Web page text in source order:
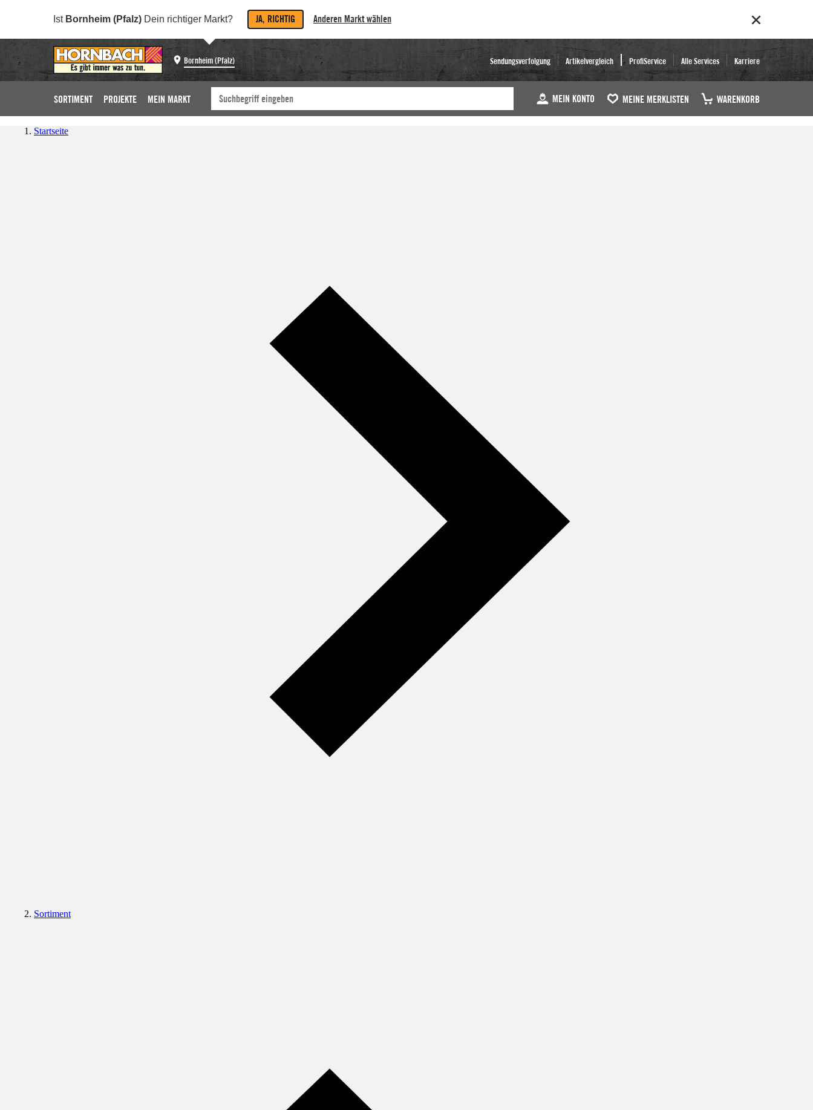
Ist Bornheim (Pfalz) Dein richtiger Markt? JA, RICHTIG Anderen Markt wählen
Bornheim (Pfalz) Sendungsverfolgung Artikelvergleich ProfiService Alle Services Karriere
SORTIMENT PROJEKTE MEIN MARKT MEIN KONTO MEINE MERKLISTEN WARENKORB
Startseite
Sortiment